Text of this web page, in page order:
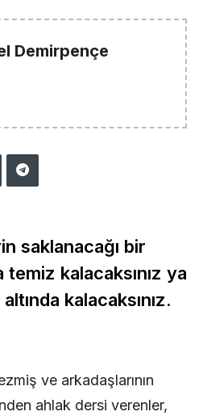
Demirpençe
saklanacağı bir
kalacaksınız ya
kalacaksınız.
ve arkadaşlarının
ahlak dersi verenler,